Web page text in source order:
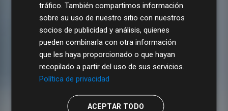
tráfico. También compartimos información
sobre su uso de nuestro sitio con nuestros
socios de publicidad y análisis, quienes
pueden combinarla con otra información
que les haya proporcionado o que hayan
recopilado a partir del uso de sus servicios.
Política de privacidad
ACEPTAR TODO